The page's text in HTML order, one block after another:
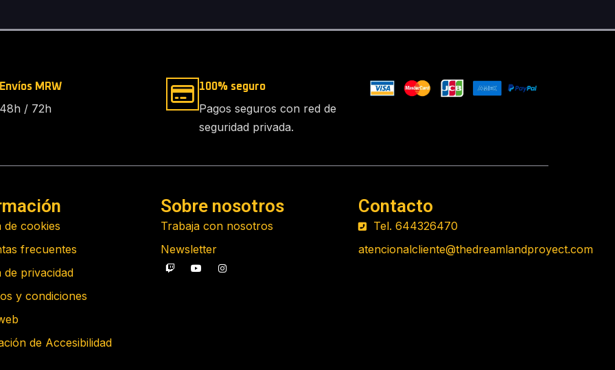
Envíos MRW
/ 72h
100% seguro
Pagos seguros con red de
seguridad privada.
de cookies
frecuentes
de privacidad
y condiciones
de Accesibilidad
Sobre nosotros
Trabaja con nosotros
Newsletter
Contacto
Tel. 644326470
atencionalcliente@thedreamlandproyect.com